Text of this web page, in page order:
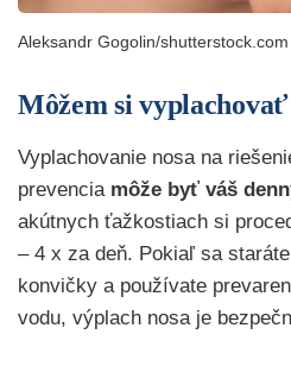
Aleksandr Gogolin/shutterstock.com
Môžem si vyplachovať
Vyplachovanie nosa na
prevencia môže byť váš
akútnych ťažkostiach si
– 4 x za deň. Pokiaľ sa
konvičky a používate
vodu, výplach nosa je